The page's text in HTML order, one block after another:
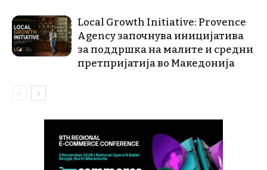
Local Growth Initiative: Provence
Agency започнува иницијатива
за поддршка на малите и средни
претпријатија во Македонија